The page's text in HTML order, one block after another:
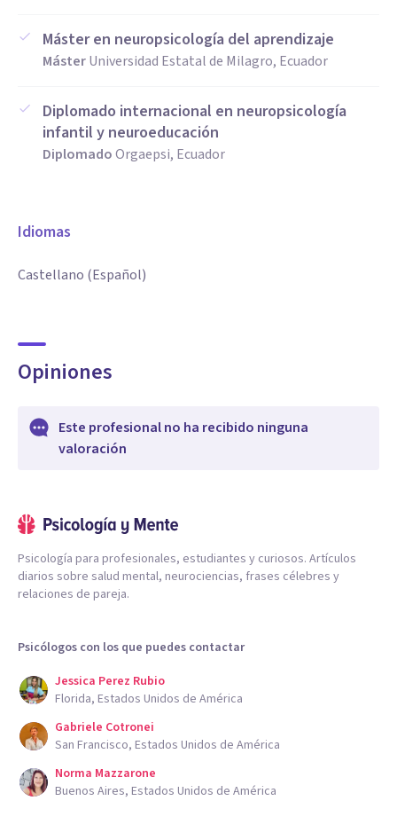
Máster en neuropsicología del aprendizaje
MásterUniversidad Estatal de Milagro, Ecuador
Diplomado internacional en neuropsicología
infantil y neuroeducación
DiplomadoOrgaepsi, Ecuador
Idiomas
Castellano (Español)
Opiniones
Este profesional no ha recibido ninguna
valoración
Psicología para profesionales, estudiantes y curiosos. Artículos
diarios sobre salud mental, neurociencias, frases célebres y
relaciones de pareja.
Psicólogos con los que puedes contactar
Jessica Perez Rubio
Florida, Estados Unidos de América
Gabriele Cotronei
San Francisco, Estados Unidos de América
Norma Mazzarone
Buenos Aires, Estados Unidos de América